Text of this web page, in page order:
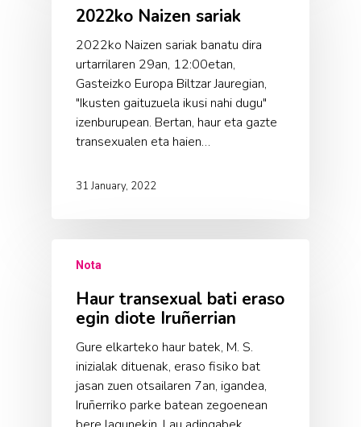
2022ko Naizen sariak
2022ko Naizen sariak banatu dira
urtarrilaren 29an, 12:00etan,
Gasteizko Europa Biltzar Jauregian,
"Ikusten gaituzuela ikusi nahi dugu"
izenburupean. Bertan, haur eta gazte
transexualen eta haien…
31 January, 2022
Nota
Haur transexual bati eraso
egin diote Iruñerrian
Gure elkarteko haur batek, M. S.
inizialak dituenak, eraso fisiko bat
jasan zuen otsailaren 7an, igandea,
Iruñerriko parke batean zegoenean